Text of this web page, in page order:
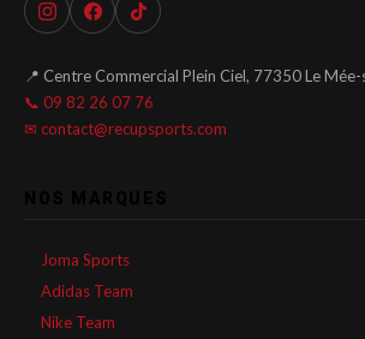
📍 Centre Commercial Plein Ciel, 77350 Le Mée-
📞 09 82 26 07 76
✉ contact@recupsports.com
Joma Sports
Adidas Team
Nike Team